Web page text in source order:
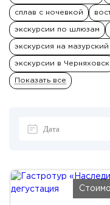
сплав с ночевкой
экскурсии по шлюзам
экскурсия на мазурский
экскурсии в Черняховск
Показать все